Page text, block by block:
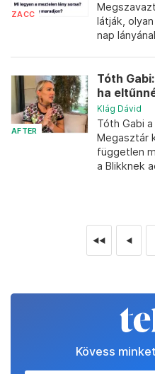
ZACC
látják,
nap
AFTER
Tóth
ha
Klág Dávid
Tóth Gabi
Megasztár
független
a Blikknek
◄◄ ◄
Kövess